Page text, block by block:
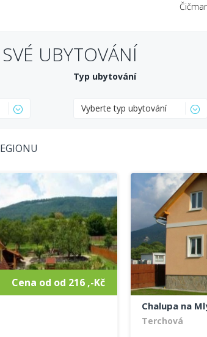
UBYTOVÁNÍ
Typ ubytování
Vyberte typ ubytování
Cena od od 216 ,-Kč
Chalupa na
Terchová